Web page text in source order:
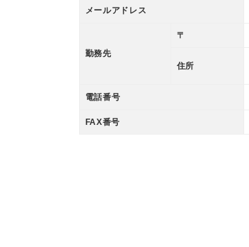
メールアドレス
勤務先
〒
住所
電話番号
FAX番号